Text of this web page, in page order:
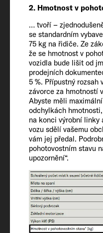
2. Hmotnost v
… tvoří –
se standardním
75 kg na řidiče. Ze
že se hmotnost v
vozidla bude lišit od
prodejních
5 %. Přípustný rozsah
závorce za hmotností
Abyste měli
odchylkách
na konci výrobní linky
vozu sdělí vašemu
vám jej předal.
pohotovostním stavu
upozornění“.
Termín prohlídky
Wishlist
Vozidlo
Délka/šířka/výška
541 / 205 / 281 cm
Vnitřní výška
190
Schválená místa